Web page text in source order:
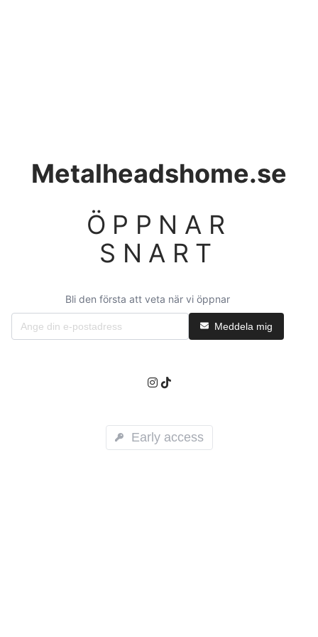
Metalheadshome.se
ÖPPNAR
SNART
Bli den första att veta när vi öppnar
Meddela mig
Early access